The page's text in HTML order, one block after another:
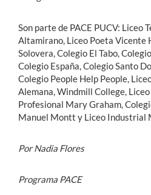
Son parte de PACE PUCV: Liceo
Altamirano, Liceo Poeta Vicente
Solovera, Colegio El Tabo,
Colegio España, Colegio Santo
Colegio People Help People,
Alemana, Windmill College,
Profesional Mary Graham,
Manuel Montt y Liceo Industrial
Por Nadia Flores
Programa PACE